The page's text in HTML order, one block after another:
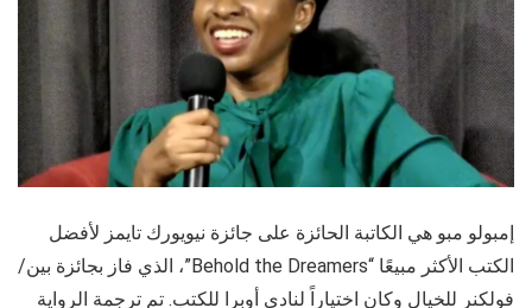
إمبولو مبو هي الكاتبة الحائزة على جائزة نيويورك تايمز لأفضل
الكتب الأكثر مبيعًا “Behold the Dreamers”، الذي فاز بجائزة بين/
فولكنر للخيال وكان اختياراً لنادي أوبرا للكتب. تم ترجمة الرواية